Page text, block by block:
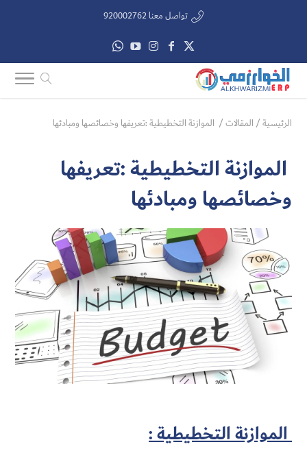
تواصل معنا 920002762
الرئيسية/ المقالات/ الموازنة التخطيطية :تعريفها وخصائصها ومبادئها
الموازنة التخطيطية :تعريفها
وخصائصها ومبادئها
الموازنة التخطيطية :